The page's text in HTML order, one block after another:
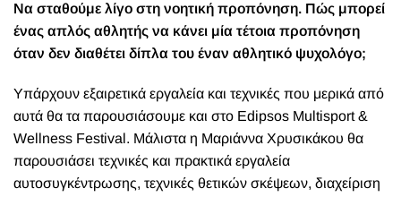
Να σταθούμε λίγο στη νοητική προπόνηση. Πώς μπορεί
ένας απλός αθλητής να κάνει μία τέτοια προπόνηση
όταν δεν διαθέτει δίπλα του έναν αθλητικό ψυχολόγο;
Υπάρχουν εξαιρετικά εργαλεία και τεχνικές που μερικά από
αυτά θα τα παρουσιάσουμε και στο Edipsos Multisport &
Wellness Festival. Μάλιστα η Μαριάννα Χρυσικάκου θα
παρουσιάσει τεχνικές και πρακτικά εργαλεία
αυτοσυγκέντρωσης, τεχνικές θετικών σκέψεων, διαχείριση